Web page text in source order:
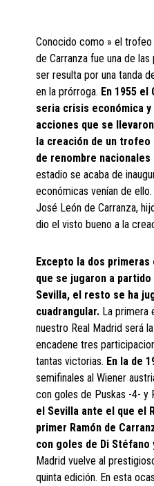
Conocido como » el
de Carranza fue una de
ser resulta por una tanda
en la prórroga. En 1955 el
seria crisis económica
acciones que se
la creación de un trofeo
de renombre
estadio se acaba de
económicas venían de
José León de Carranza,
dio el visto bueno a la
Excepto la dos primeras
que se jugaron a
Sevilla, el resto se ha
cuadrangular. La primera
nuestro Real Madrid será
encadene tres
tantas victorias. En la de
semifinales al Wiener
con goles de Puskas -4- y
el Sevilla ante el que el
primer Ramón de
con goles de Di Stéfano
Madrid vuelve al
quinta edición. En esta